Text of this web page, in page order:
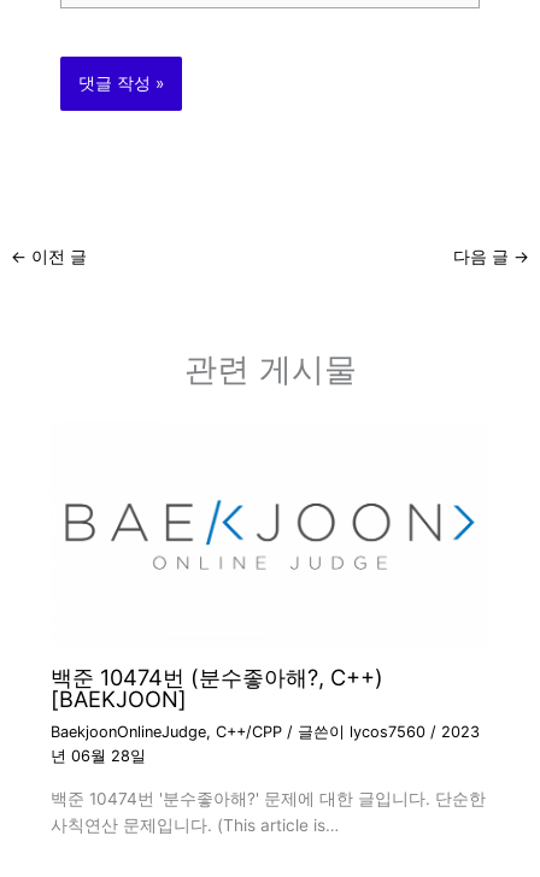
← 이전 글 다음 글 →
관련 게시물
백준 10474번 (분수좋아해?, C++)
[BAEKJOON]
BaekjoonOnlineJudge, C++/CPP/ 글쓴이 lycos7560 / 2023
년 06월 28일
백준 10474번 '분수좋아해?' 문제에 대한 글입니다. 단순한
사칙연산 문제입니다. (This article is…